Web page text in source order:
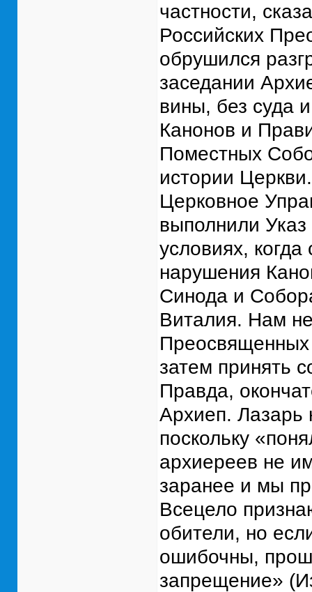
частности,
Российских
обрушился
заседании
вины, без суда
Канонов и
Поместных
истории
Церковное
выполнили
условиях,
нарушения
Синода и
Виталия. Нам
затем принять
Правда,
Архиеп. Лазарь
поскольку
архиереев не
заранее и мы
Всецело
обители, но
ошибочны,
запрещение»